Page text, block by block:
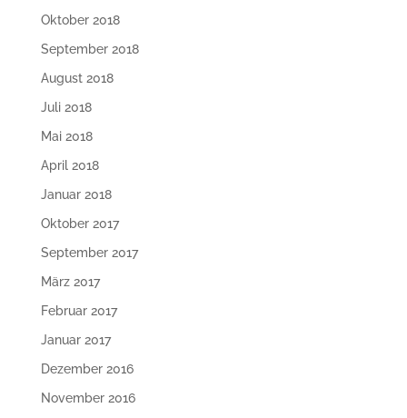
Oktober 2018
September 2018
August 2018
Juli 2018
Mai 2018
April 2018
Januar 2018
Oktober 2017
September 2017
März 2017
Februar 2017
Januar 2017
Dezember 2016
November 2016